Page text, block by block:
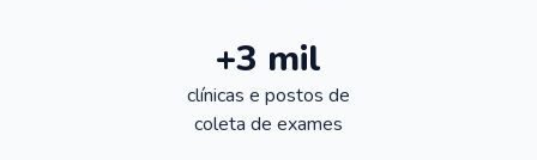
+3 mil
clínicas e postos de
coleta de exames